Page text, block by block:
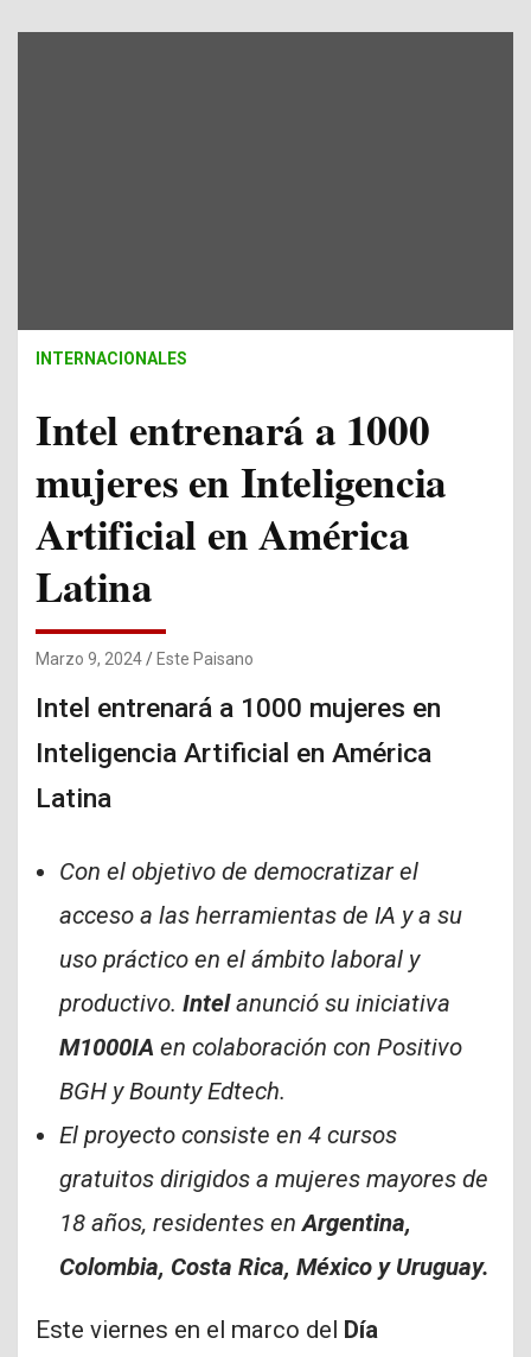
INTERNACIONALES
Intel entrenará a 1000
mujeres en Inteligencia
Artificial en América
Latina
Marzo 9, 2024 Este Paisano
Intel entrenará a 1000 mujeres en
Inteligencia Artificial en América
Latina
Con el objetivo de democratizar el
acceso a las herramientas de IA y a su
uso práctico en el ámbito laboral y
productivo. Intelanunció su iniciativa
M1000IA en colaboración con Positivo
BGH y Bounty Edtech.
El proyecto consiste en 4 cursos
gratuitos dirigidos a mujeres mayores de
18 años, residentes en Argentina,
Colombia, Costa Rica, México y Uruguay.
Este viernes en el marco del Día